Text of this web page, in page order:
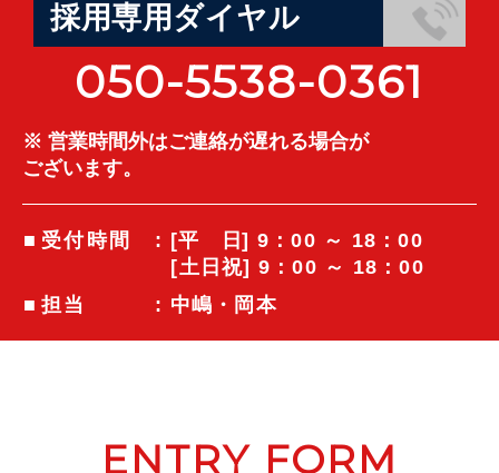
採用専用ダイヤル
050-5538-0361
※ 営業時間外はご連絡が遅れる場合が
ございます。
受付時間 : [平日] 9：00 ～ 18：00
[土日祝] 9：00 ～ 18：00
担当
: 中嶋・岡本
ENTRY FORM